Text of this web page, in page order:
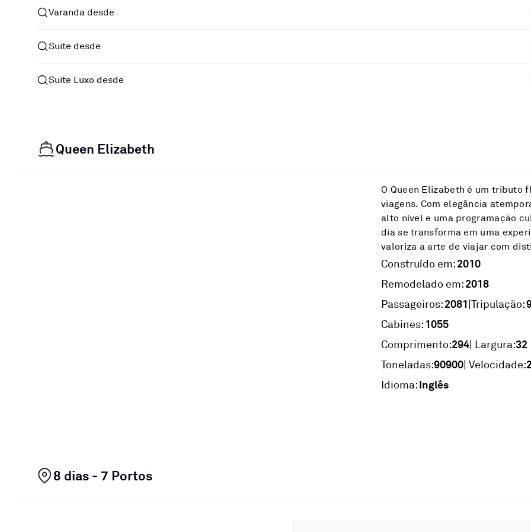
Varanda desde
Suite desde
Suite Luxo desde
Queen Elizabeth
O Queen Elizabeth é um tributo
viagens. Com elegância
alto nível e uma programação
dia se transforma em uma
valoriza a arte de viajar com
Construído em:2010
Remodelado em:2018
Passageiros:2081|Tripulação:
Cabines: 1055
Comprimento:294| Largura:32
Toneladas:90900| Velocidade:
Idioma:Inglês
8 dias - 7 Portos